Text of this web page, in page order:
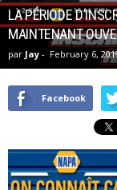
LA PÉRIODE
MAINTENANT
par Jay - February 6,
Facebook